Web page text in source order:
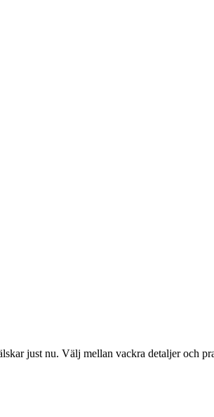
just nu. Välj mellan vackra detaljer och